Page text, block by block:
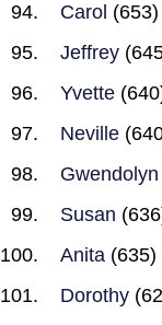
Carol (653)
Jeffrey
Yvette
Neville
Gwendolyn
Susan
Anita (635)
Dorothy